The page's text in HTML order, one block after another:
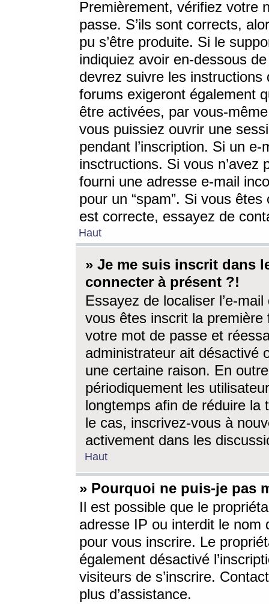
Premièrement, vérifiez votre
passe. S’ils sont corrects,
pu s’être produite. Si le
indiquiez avoir en-dessous
devrez suivre les
forums exigeront également
être activées, par vous-
vous puissiez ouvrir une
pendant l’inscription. Si un
insctructions. Si vous n’avez
fourni une adresse e-mail
pour un “spam”. Si vous
est correcte, essayez de
Haut
» Je me suis inscrit dans
connecter à présent ?!
Essayez de localiser l’e-
vous êtes inscrit la première
votre mot de passe et
administrateur ait désactivé
une certaine raison. En
périodiquement les
longtemps afin de réduire la
le cas, inscrivez-vous à
activement dans les
Haut
» Pourquoi ne puis-je pas
Il est possible que le
adresse IP ou interdit le nom
pour vous inscrire. Le
également désactivé
visiteurs de s’inscrire.
plus d’assistance.